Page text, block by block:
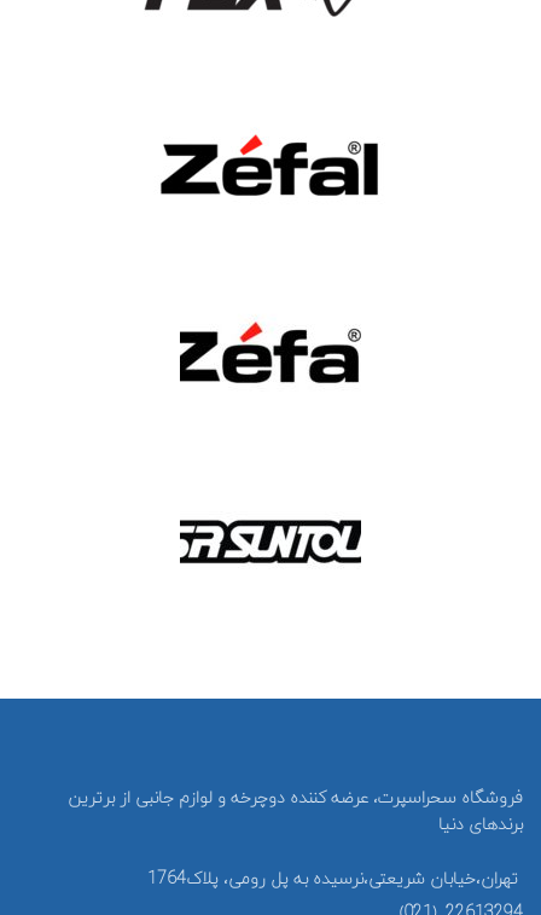
فروشگاه سحراسپرت، عرضه کننده دوچرخه و لوازم جانبی از برترین
برندهای دنیا
تهران،خیابان شریعتی،نرسیده به پل رومی، پلاک1764